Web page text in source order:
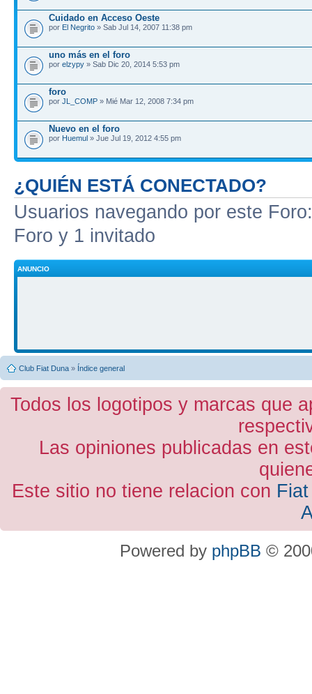
Cuidado en Acceso Oeste
por El Negrito » Sab Jul 14, 2007 11:38 pm
uno más en el foro
por elzypy » Sab Dic 20, 2014 5:53 pm
foro
por JL_COMP » Mié Mar 12, 2008 7:34 pm
Nuevo en el foro
por Huemul » Jue Jul 19, 2012 4:55 pm
¿QUIÉN ESTÁ CONECTADO?
Usuarios navegando por este
Foro y 1 invitado
ANUNCIO
Club Fiat Duna » Índice general
Todos los logotipos y marcas que
Las opiniones publicadas en
Este sitio no tiene relacion con
Powered by phpBB ©